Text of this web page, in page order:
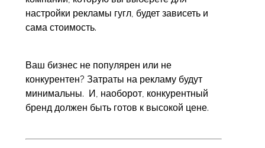
настройки рекламы гугл, будет зависеть и
сама стоимость.
Ваш бизнес не популярен или не
конкурентен? Затраты на рекламу будут
минимальны. И, наоборот, конкурентный
бренд должен быть готов к высокой цене.